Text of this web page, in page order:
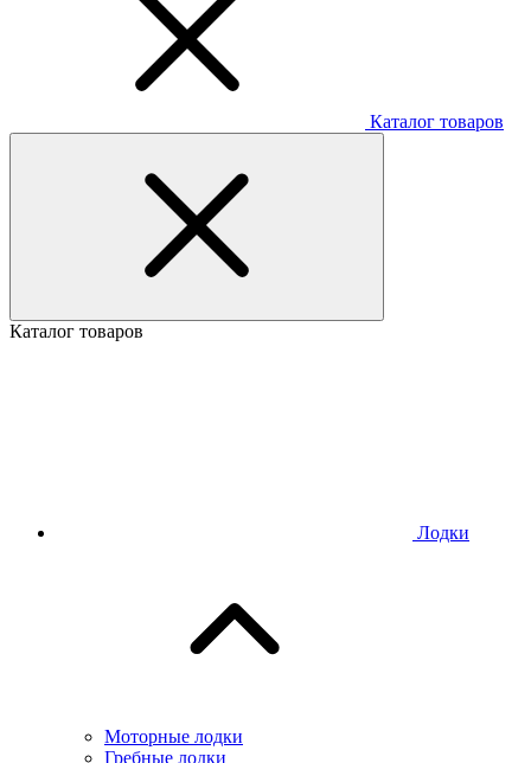
Каталог товаров
Каталог товаров
Лодки
Моторные лодки
Гребные лодки